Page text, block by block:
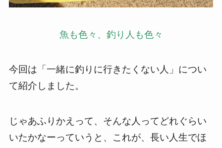
魚も色々、釣り人も色々
今回は「一緒に釣りに行きたくない人」につい
て紹介しました。
じゃあふりかえって、そんな人ってどれぐらい
いたかなーっていうと、これが、長い人生でほ